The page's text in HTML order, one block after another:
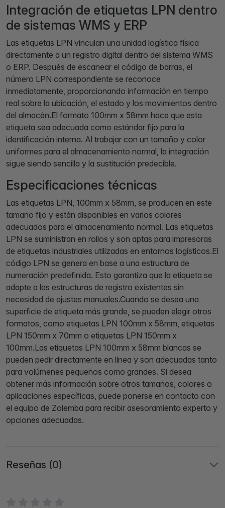
Integración de etiquetas LPN dentro
de sistemas WMS y ERP
Las etiquetas LPN vinculan una unidad logística física
directamente a un registro digital dentro del sistema WMS
o ERP. Después de escanear el código de barras, el
número LPN correspondiente se reconoce
inmediatamente, proporcionando información en tiempo
real sobre la ubicación, el estado y los movimientos dentro
del almacén.El formato 100mm x 58mm hace que esta
etiqueta sea adecuada como estándar fijo para la
identificación interna. Al trabajar con un tamaño y color
uniformes para el almacenamiento normal, la integración
sigue siendo sencilla y la sustitución predecible.
Especificaciones técnicas
Las etiquetas LPN, 100mm x 58mm, se producen en este
tamaño fijo y están disponibles en varios colores
adecuados para el almacenamiento normal. Las etiquetas
LPN se suministran en rollos y son aptas para impresoras
de etiquetas industriales utilizadas en entornos logísticos.El
código LPN se genera en base a una estructura de
numeración predefinida. Esto garantiza que la etiqueta se
adapte a las estructuras de registro existentes sin
necesidad de ajustes manuales.Cuando se desea una
superficie de etiqueta más grande, se pueden elegir otros
formatos, como etiquetas LPN 100mm x 58mm, etiquetas
LPN 150mm x 70mm o etiquetas LPN 150mm x
100mm.Las etiquetas LPN 100mm x 58mm blancas se
pueden pedir directamente en línea y son adecuadas tanto
para volúmenes pequeños como grandes. Si desea
obtener más información sobre otros tamaños, colores o
aplicaciones específicas, puede ponerse en contacto con
el equipo de Zolemba para recibir asesoramiento experto y
opciones adecuadas.
Reseñas (0)